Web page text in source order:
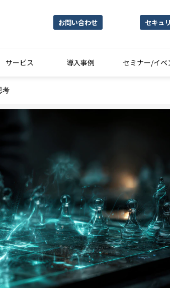
お問い合わせ セキュ
サービス 導入事例 セミナー/イベ
考